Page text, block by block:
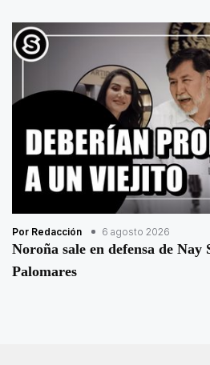
Por Redacción 6 agosto 2026
Noroña sale en defensa de
Palomares